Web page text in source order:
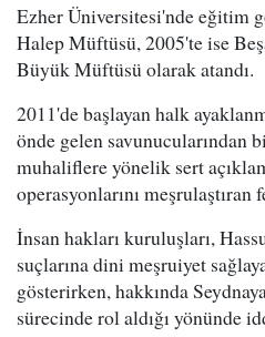
Ezher Üniversitesi'nde eğitim
Halep Müftüsü, 2005'te ise
Büyük Müftüsü olarak atandı.
2011'de başlayan halk
önde gelen savunucularından
muhaliflere yönelik sert
operasyonlarını meşrulaştıran
İnsan hakları kuruluşları,
suçlarına dini meşruiyet
gösterirken, hakkında
sürecinde rol aldığı yönünde